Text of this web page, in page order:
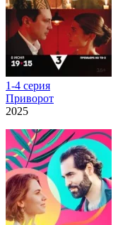
1-4 серия
Приворот
2025